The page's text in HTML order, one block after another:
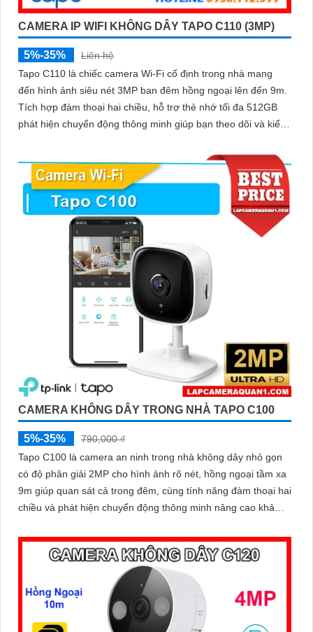
CAMERA IP WIFI KHÔNG DÂY TAPO C110 (3MP)
5%-35%
Liên hệ
Tapo C110 là chiếc camera Wi-Fi cố định trong nhà mang
đến hình ảnh siêu nét 3MP ban đêm hồng ngoại lên đến 9m.
Tích hợp đàm thoại hai chiều, hỗ trợ thẻ nhớ tối đa 512GB
phát hiện chuyển động thông minh giúp bạn theo dõi và kiểm
CAMERA KHÔNG DÂY TRONG NHÀ TAPO C100
5%-35%
790,000 ₫
Tapo C100 là camera an ninh trong nhà không dây nhỏ gọn
có độ phân giải 2MP cho hình ảnh rõ nét, hồng ngoại tầm xa
9m giúp quan sát cả trong đêm, cùng tính năng đàm thoại hai
chiều và phát hiện chuyển động thông minh nâng cao khả
lý qua ứng dụng, Tapo C100 mang đến sự an tâm trọn vẹn
chỉ trong vài thao tác giá rẻ